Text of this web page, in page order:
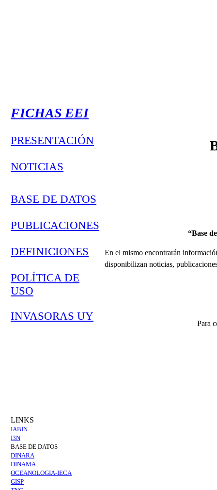
FICHAS EEI
PRESENTACIÓN
NOTICIAS
BASE DE DATOS
PUBLICACIONES
DEFINICIONES
POLÍTICA DE
USO
“Base
En el mismo encontrarán
disponibilizan noticias,
INVASORAS UY
Para
LINKS
IABIN
I3N
BASE DE DATOS
DINARA
DINAMA
OCEANOLOGIA-IECA
GISP